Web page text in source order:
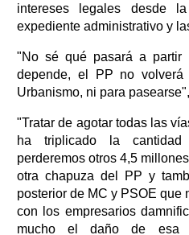
intereses legales desde
expediente administrativo y
"No sé qué pasará a partir
depende, el PP no
Urbanismo, ni para
"Tratar de agotar todas las
ha triplicado la
perderemos otros 4,5
otra chapuza del PP y
posterior de MC y PSOE que
con los empresarios
mucho el daño de esa